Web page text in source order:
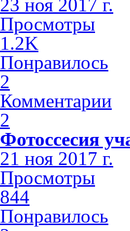
23 ноя 2017 г.
Просмотры
1.2K
Понравилось
2
Комментарии
2
Фотоссесия
21 ноя 2017 г.
Просмотры
844
Понравилось